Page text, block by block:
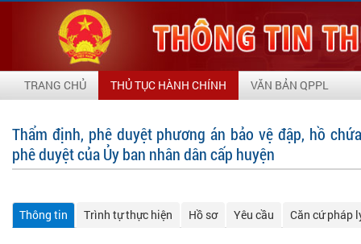
TRANG CHỦ THỦ TỤC HÀNH CHÍNH VĂN BẢN QPPL
Thẩm định, phê duyệt phương án bảo vệ đập, hồ
phê duyệt của Ủy ban nhân dân cấp huyện
Thông tin Trình tự thực hiện Hồ sơ Yêu cầu Căn cứ pháp